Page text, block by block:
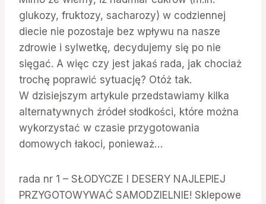
glukozy, fruktozy, sacharozy) w codziennej
diecie nie pozostaje bez wpływu na nasze
zdrowie i sylwetkę, decydujemy się po nie
sięgać. A więc czy jest jakaś rada, jak chociaż
trochę poprawić sytuację? Otóż tak.
W dzisiejszym artykule przedstawiamy kilka
alternatywnych źródeł słodkości, które można
wykorzystać w czasie przygotowania
domowych łakoci, ponieważ…
rada nr 1 – SŁODYCZE I DESERY NAJLEPIEJ
PRZYGOTOWYWAĆ SAMODZIELNIE! Sklepowe